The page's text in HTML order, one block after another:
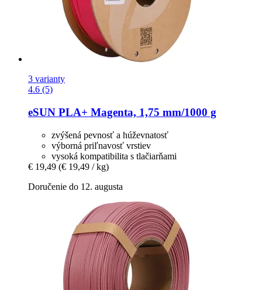
3 varianty
4.6 (5)
eSUN PLA+ Magenta, 1,75 mm/1000 g
zvýšená pevnosť a húževnatosť
výborná priľnavosť vrstiev
vysoká kompatibilita s tlačiarňami
€ 19,49 (€ 19,49 / kg)
Doručenie do 12. augusta